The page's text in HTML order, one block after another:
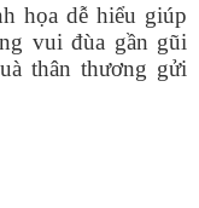
họa dễ hiểu giúp
vui đùa gần gũi
thân thương gửi